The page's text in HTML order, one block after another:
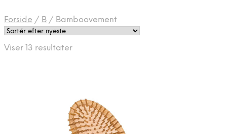
Forside / B / Bamboovement
Viser 13 resultaterSorteret